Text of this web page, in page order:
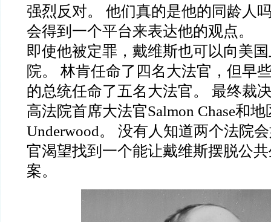
强烈反对。 他们真的是他的同龄人
会得到一个平台来表达他的观点。
即使他被定罪，戴维斯也可以向美
院。 林肯任命了四名大法官，但早
的总统任命了五名大法官。 最终裁
高法院首席大法官Salmon Chase和地
Underwood。 没有人知道两个法院
官渴望找到一个能让戴维斯摆脱公
案。